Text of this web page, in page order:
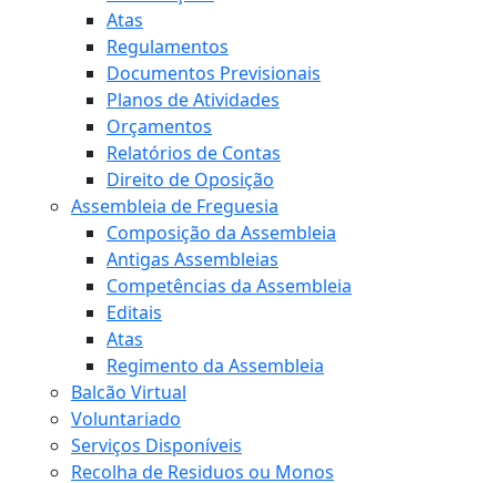
Atas
Regulamentos
Documentos Previsionais
Planos de Atividades
Orçamentos
Relatórios de Contas
Direito de Oposição
Assembleia de Freguesia
Composição da Assembleia
Antigas Assembleias
Competências da Assembleia
Editais
Atas
Regimento da Assembleia
Balcão Virtual
Voluntariado
Serviços Disponíveis
Recolha de Residuos ou Monos